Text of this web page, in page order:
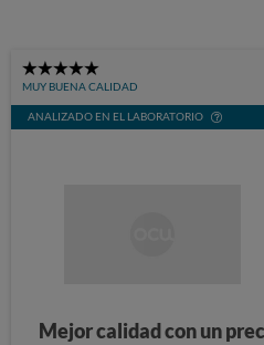
5
Stars
MUY BUENA CALIDAD
ANALIZADO EN EL LABORATORIO
Mejor calidad con un